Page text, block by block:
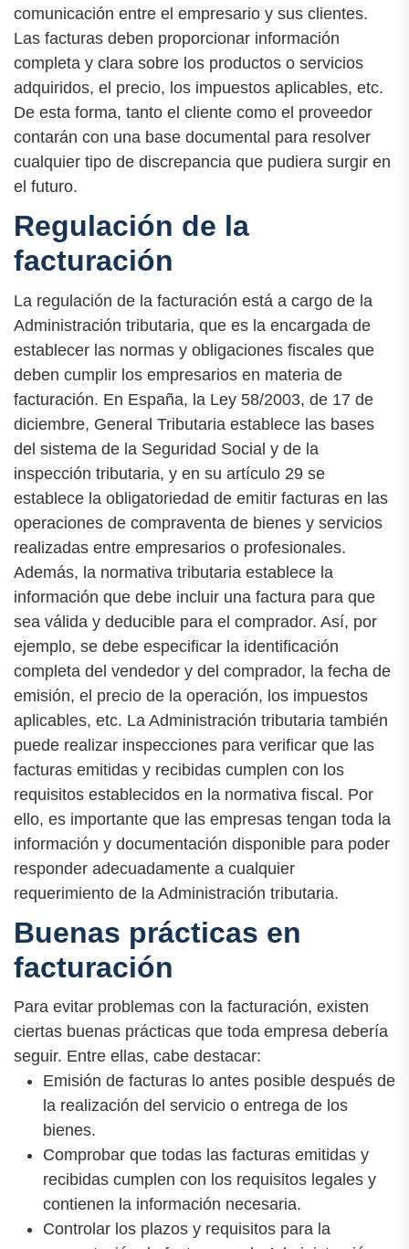
comunicación entre el empresario y sus clientes.
Las facturas deben proporcionar información
completa y clara sobre los productos o servicios
adquiridos, el precio, los impuestos aplicables, etc.
De esta forma, tanto el cliente como el proveedor
contarán con una base documental para resolver
cualquier tipo de discrepancia que pudiera surgir en
el futuro.
Regulación de la
facturación
La regulación de la facturación está a cargo de la
Administración tributaria, que es la encargada de
establecer las normas y obligaciones fiscales que
deben cumplir los empresarios en materia de
facturación. En España, la Ley 58/2003, de 17 de
diciembre, General Tributaria establece las bases
del sistema de la Seguridad Social y de la
inspección tributaria, y en su artículo 29 se
establece la obligatoriedad de emitir facturas en las
operaciones de compraventa de bienes y servicios
realizadas entre empresarios o profesionales.
Además, la normativa tributaria establece la
información que debe incluir una factura para que
sea válida y deducible para el comprador. Así, por
ejemplo, se debe especificar la identificación
completa del vendedor y del comprador, la fecha de
emisión, el precio de la operación, los impuestos
aplicables, etc. La Administración tributaria también
puede realizar inspecciones para verificar que las
facturas emitidas y recibidas cumplen con los
requisitos establecidos en la normativa fiscal. Por
ello, es importante que las empresas tengan toda la
información y documentación disponible para poder
responder adecuadamente a cualquier
requerimiento de la Administración tributaria.
Buenas prácticas en
facturación
Para evitar problemas con la facturación, existen
ciertas buenas prácticas que toda empresa debería
seguir. Entre ellas, cabe destacar:
Emisión de facturas lo antes posible después de
la realización del servicio o entrega de los
bienes.
Comprobar que todas las facturas emitidas y
recibidas cumplen con los requisitos legales y
contienen la información necesaria.
Controlar los plazos y requisitos para la